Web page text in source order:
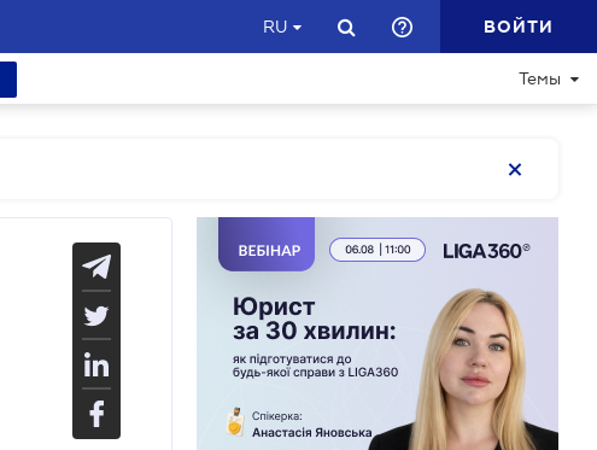
RU ВОЙТИ
Темы